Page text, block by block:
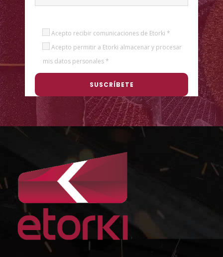
Acepto recibir comunicaciones de Etorki *
Acepto permitir a Etorki almacenar y procesar
mis datos personales *